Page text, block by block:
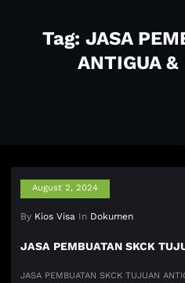
Tag: JASA
ANTIGUA &
August 2, 2024
By Kios Visa In Dokumen
JASA PEMBUATAN SKCK
JASA PEMBUATAN SKCK TUJUAN